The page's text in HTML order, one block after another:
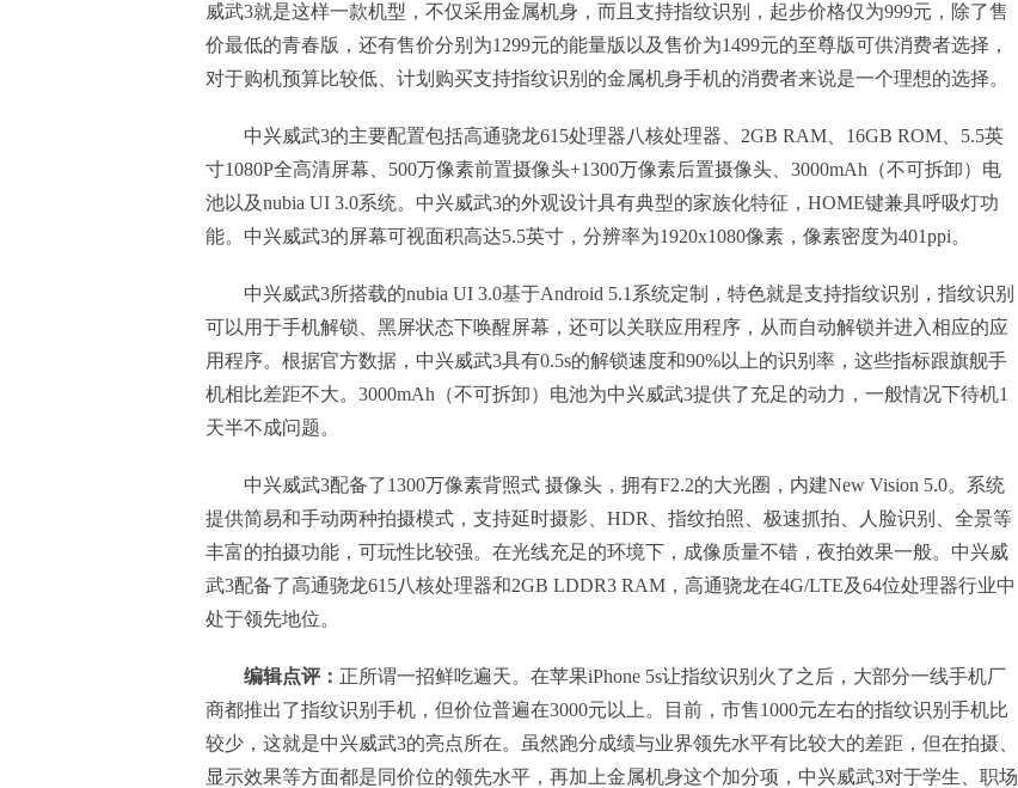
威武3就是这样一款机型，不仅采用金属机身，而且支持指纹识别，起步价格仅为999元，除了售
价最低的青春版，还有售价分别为1299元的能量版以及售价为1499元的至尊版可供消费者选择，
对于购机预算比较低、计划购买支持指纹识别的金属机身手机的消费者来说是一个理想的选择。
中兴威武3的主要配置包括高通骁龙615处理器八核处理器、2GB RAM、16GB ROM、5.5英
寸1080P全高清屏幕、500万像素前置摄像头+1300万像素后置摄像头、3000mAh（不可拆卸）电
池以及nubia UI 3.0系统。中兴威武3的外观设计具有典型的家族化特征，HOME键兼具呼吸灯功
能。中兴威武3的屏幕可视面积高达5.5英寸，分辨率为1920x1080像素，像素密度为401ppi。
中兴威武3所搭载的nubia UI 3.0基于Android 5.1系统定制，特色就是支持指纹识别，指纹识别
可以用于手机解锁、黑屏状态下唤醒屏幕，还可以关联应用程序，从而自动解锁并进入相应的应
用程序。根据官方数据，中兴威武3具有0.5s的解锁速度和90%以上的识别率，这些指标跟旗舰手
机相比差距不大。3000mAh（不可拆卸）电池为中兴威武3提供了充足的动力，一般情况下待机1
天半不成问题。
中兴威武3配备了1300万像素背照式 摄像头，拥有F2.2的大光圈，内建New Vision 5.0。系统
提供简易和手动两种拍摄模式，支持延时摄影、HDR、指纹拍照、极速抓拍、人脸识别、全景等
丰富的拍摄功能，可玩性比较强。在光线充足的环境下，成像质量不错，夜拍效果一般。中兴威
武3配备了高通骁龙615八核处理器和2GB LDDR3 RAM，高通骁龙在4G/LTE及64位处理器行业中
处于领先地位。
编辑点评： 正所谓一招鲜吃遍天。在苹果iPhone 5s让指纹识别火了之后，大部分一线手机厂
商都推出了指纹识别手机，但价位普遍在3000元以上。目前，市售1000元左右的指纹识别手机比
较少，这就是中兴威武3的亮点所在。虽然跑分成绩与业界领先水平有比较大的差距，但在拍摄、
显示效果等方面都是同价位的领先水平，再加上金属机身这个加分项，中兴威武3对于学生、职场